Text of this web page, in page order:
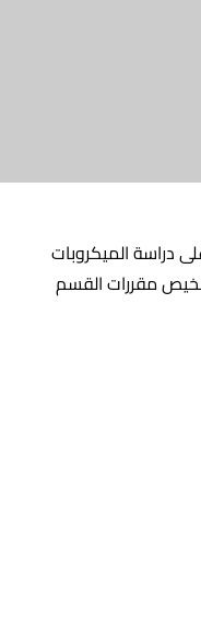
دراسة الميكروبات
تلخيص مقررات القسم